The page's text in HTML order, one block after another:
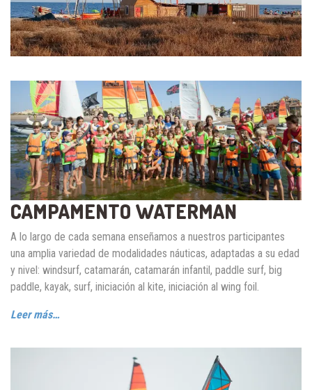
CAMPAMENTO WATERMAN
A lo largo de cada semana enseñamos a nuestros participantes
una amplia variedad de modalidades náuticas, adaptadas a su edad
y nivel: windsurf, catamarán, catamarán infantil, paddle surf, big
paddle, kayak, surf, iniciación al kite, iniciación al wing foil.
Leer más…